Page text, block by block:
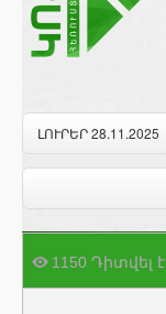
ԼՈՒՐԵՐ 28.11.2025
1150 Դիտվել է